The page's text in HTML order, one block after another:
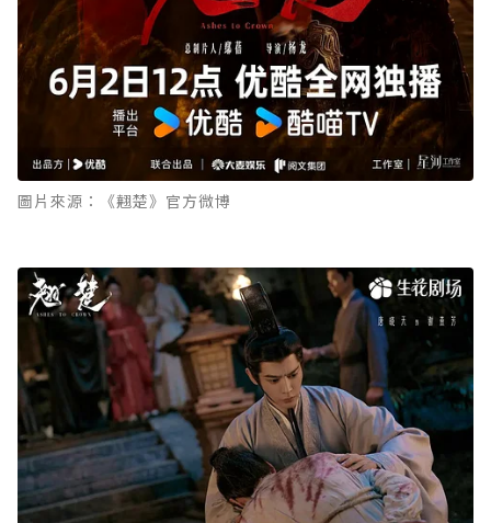
圖片來源：《翹楚》官方微博